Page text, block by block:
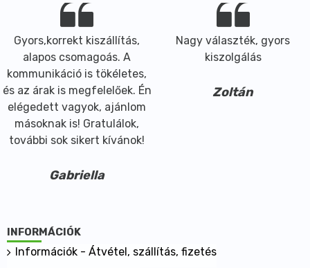
Gyors,korrekt kiszállítás,
alapos csomagoás. A
kommunikáció is tökéletes,
és az árak is megfelelőek. Én
elégedett vagyok, ajánlom
másoknak is! Gratulálok,
további sok sikert kívánok!
Gabriella
Nagy választék, gyors
kiszolgálás
Zoltán
INFORMÁCIÓK
Információk - Átvétel, szállítás, fizetés